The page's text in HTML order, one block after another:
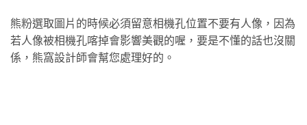
熊粉選取圖片的時候必須留意相機孔位置不要有人像，因為
若人像被相機孔喀掉會影響美觀的喔，要是不懂的話也沒關
係，熊窩設計師會幫您處理好的。